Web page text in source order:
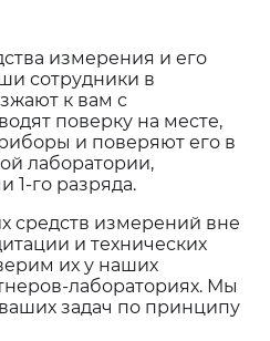
измерения и его
сотрудники в
к вам с
поверку на месте,
и поверяют его в
лаборатории,
1-го разряда.
средств измерений вне
и технических
их у наших
лабораториях. Мы
задач по принципу